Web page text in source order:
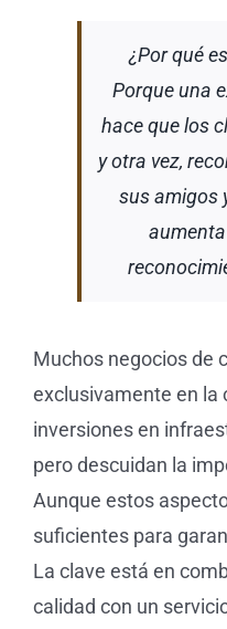
¿Por qué
Porque una
hace que los
y otra vez,
sus amigos
Muchos negocios de
exclusivamente en la
inversiones en
pero descuidan la
Aunque estos
suficientes para
La clave está en
calidad con un